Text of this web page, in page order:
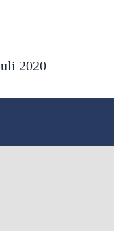
2020